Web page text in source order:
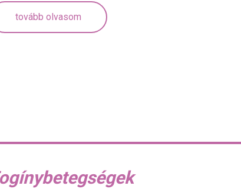
tovább olvasom